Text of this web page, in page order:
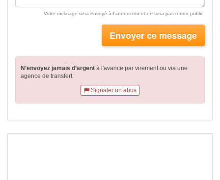
Votre message sera envoyé à l'annonceur et ne sera pas rendu public.
Envoyer ce message
N’envoyez jamais d’argent à l'avance par virementou via une
agence de transfert.
Signaler un abus